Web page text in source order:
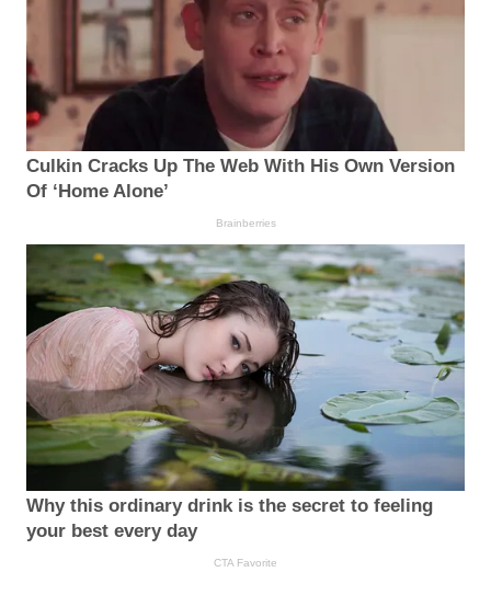
Culkin Cracks Up The Web With His Own Version
Of ‘Home Alone’
Brainberries
Why this ordinary drink is the secret to feeling
your best every day
CTA Favorite